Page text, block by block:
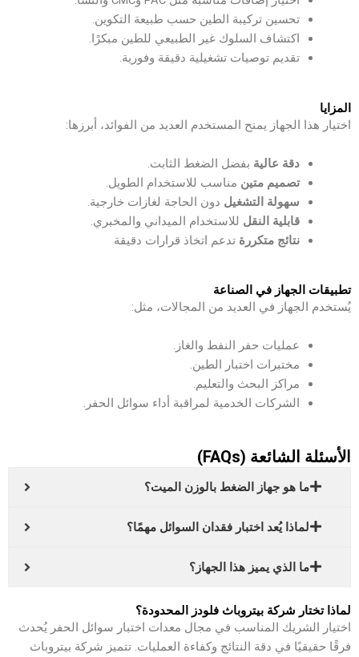
تحسين تركيبة الطين حسب طبيعة التكوين.
اكتشاف السلوك غير الطبيعي للطين مبكرًا.
تقديم توصيات تشغيلية دقيقة وفورية.
المزايا
اختيار هذا الجهاز يمنح المستخدم العديد من الفوائد، أبرزها:
دقة عالية بفضل الضغط الثابت.
تصميم متين مناسب للاستخدام الطويل.
سهولة التشغيل دون الحاجة لغازات خارجية.
قابلية النقل للاستخدام الميداني والمخبري.
نتائج متكررة تدعم اتخاذ قرارات دقيقة
تطبيقات الجهاز في الصناعة
يُستخدم الجهاز في العديد من المجالات، مثل:
عمليات حفر النفط والغاز.
مختبرات اختبار الطين.
مراكز البحث والتعليم.
الشركات الخدمية لمراقبة أداء سوائل الحفر.
الأسئلة الشائعة (FAQs)
ما هو جهاز الضغط بالوزن الميت؟
لماذا يُعد اختبار فقدان السوائل مهمًا؟
ما الذي يميز هذا الجهاز؟
لماذا تختار شركة بيتروباث فلودز المحدودة؟
اختيار الشريك المناسب في مجال معدات اختبار سوائل الحفر يُحدث
فرقًا حقيقيًا في دقة النتائج وكفاءة العمليات. تتميز شركة بيتروباث